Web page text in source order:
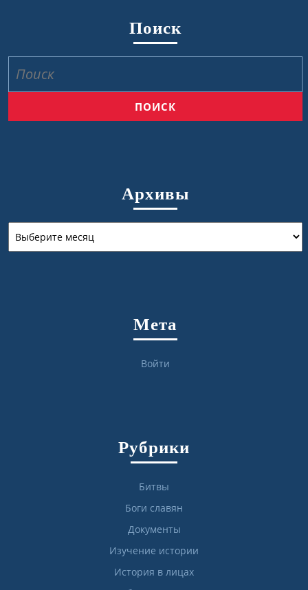
Поиск
Архивы
Мета
Войти
Рубрики
Битвы
Боги славян
Документы
Изучение истории
История в лицах